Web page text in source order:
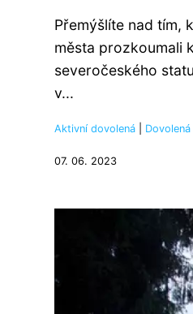
Přemýšlíte nad tím,
města prozkoumali
severočeského
v...
Aktivní dovolená Dovolená
07. 06. 2023